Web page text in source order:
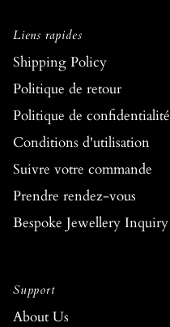
Liens rapides
Shipping Policy
Politique de retour
Politique de confidentialité
Conditions d'utilisation
Suivre votre commande
Prendre rendez-vous
Bespoke Jewellery Inquiry
Support
About Us